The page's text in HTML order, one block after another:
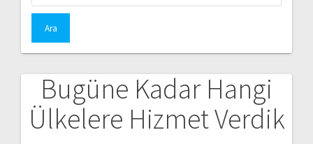
Bugüne Kadar Hangi
Ülkelere Hizmet Verdik